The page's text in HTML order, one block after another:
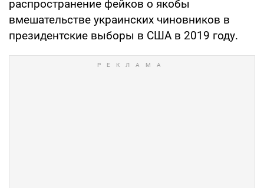
распространение фейков о якобы
вмешательстве украинских чиновников в
президентские выборы в США в 2019 году.